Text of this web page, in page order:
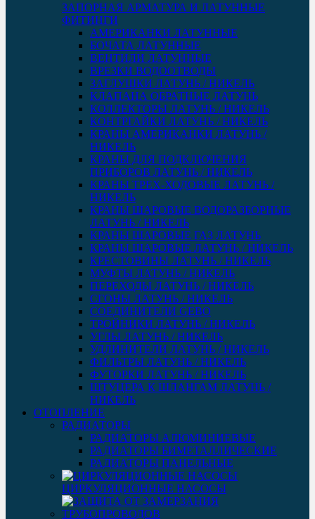
ЗАПОРНАЯ АРМАТУРА И ЛАТУННЫЕ
ФИТИНГИ
АМЕРИКАНКИ ЛАТУННЫЕ
БОЧАТА ЛАТУННЫЕ
ВЕНТИЛИ ЛАТУННЫЕ
ВРЕЗКИ ВОДООТВОДЫ
ЗАГЛУШКИ ЛАТУНЬ / НИКЕЛЬ
КЛАПАНА ОБРАТНЫЕ ЛАТУНЬ
КОЛЛЕКТОРЫ ЛАТУНЬ / НИКЕЛЬ
КОНТРГАЙКИ ЛАТУНЬ / НИКЕЛЬ
КРАНЫ АМЕРИКАНКИ ЛАТУНЬ /
НИКЕЛЬ
КРАНЫ ДЛЯ ПОДКЛЮЧЕНИЯ
ПРИБОРОВ ЛАТУНЬ / НИКЕЛЬ
КРАНЫ ТРЕХ-ХОДОВЫЕ ЛАТУНЬ /
НИКЕЛЬ
КРАНЫ ШАРОВЫЕ ВОДОРАЗБОРНЫЕ
ЛАТУНЬ / НИКЕЛЬ
КРАНЫ ШАРОВЫЕ ГАЗ ЛАТУНЬ
КРАНЫ ШАРОВЫЕ ЛАТУНЬ / НИКЕЛЬ
КРЕСТОВИНЫ ЛАТУНЬ / НИКЕЛЬ
МУФТЫ ЛАТУНЬ / НИКЕЛЬ
ПЕРЕХОДЫ ЛАТУНЬ / НИКЕЛЬ
СГОНЫ ЛАТУНЬ / НИКЕЛЬ
СОЕДИНИТЕЛИ GEBO
ТРОЙНИКИ ЛАТУНЬ / НИКЕЛЬ
УГЛЫ ЛАТУНЬ / НИКЕЛЬ
УДЛИНИТЕЛИ ЛАТУНЬ / НИКЕЛЬ
ФИЛЬТРЫ ЛАТУНЬ / НИКЕЛЬ
ФУТОРКИ ЛАТУНЬ / НИКЕЛЬ
ШТУЦЕРА К ШЛАНГАМ ЛАТУНЬ /
НИКЕЛЬ
ОТОПЛЕНИЕ
РАДИАТОРЫ
РАДИАТОРЫ АЛЮМИНИЕВЫЕ
РАДИАТОРЫ БИМЕТАЛЛИЧЕСКИЕ
РАДИАТОРЫ ПАНЕЛЬНЫЕ
ЦИРКУЛЯЦИОННЫЕ НАСОСЫ